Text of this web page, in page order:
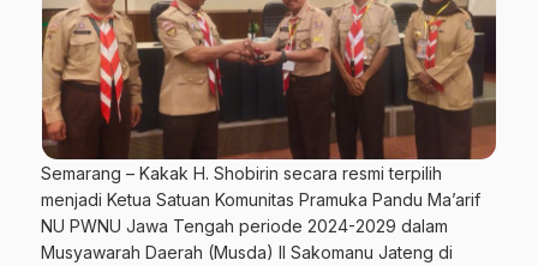
Semarang – Kakak H. Shobirin secara resmi terpilih
menjadi Ketua Satuan Komunitas Pramuka Pandu Ma’arif
NU PWNU Jawa Tengah periode 2024-2029 dalam
Musyawarah Daerah (Musda) II Sakomanu Jateng di